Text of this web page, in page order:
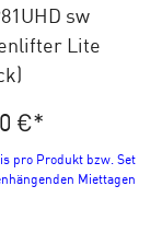
sw
Lite
€*
pro Produkt bzw. Set
Miettagen